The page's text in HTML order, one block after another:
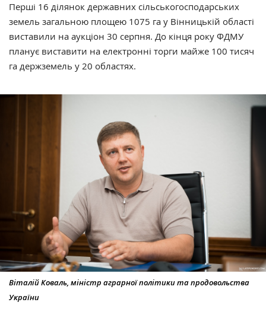
Перші 16 ділянок державних сільськогосподарських
земель загальною площею 1075 га у Вінницькій області
виставили на аукціон 30 серпня. До кінця року ФДМУ
планує виставити на електронні торги майже 100 тисяч
га держземель у 20 областях.
Віталій Коваль, міністр аграрної політики та продовольства
України